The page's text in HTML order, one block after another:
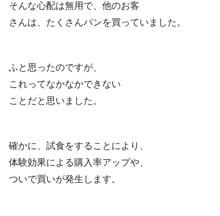
そんな心配は無用で、他のお客
さんは、たくさんパンを買っていました。
ふと思ったのですが、
これってなかなかできない
ことだと思いました。
確かに、試食をすることにより、
体験効果による購入率アップや、
ついで買いが発生します。